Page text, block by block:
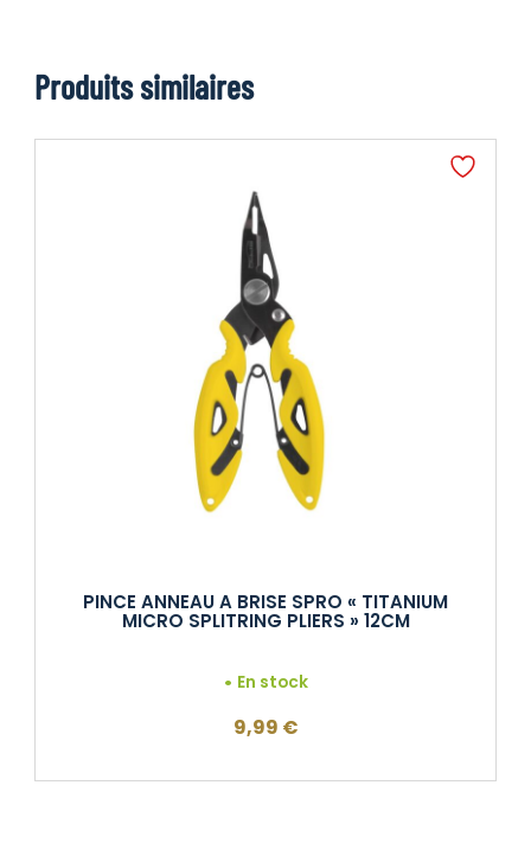
Produits similaires
PINCE ANNEAU A BRISE SPRO « TITANIUM
MICRO SPLITRING PLIERS » 12CM
En stock
9,99 €